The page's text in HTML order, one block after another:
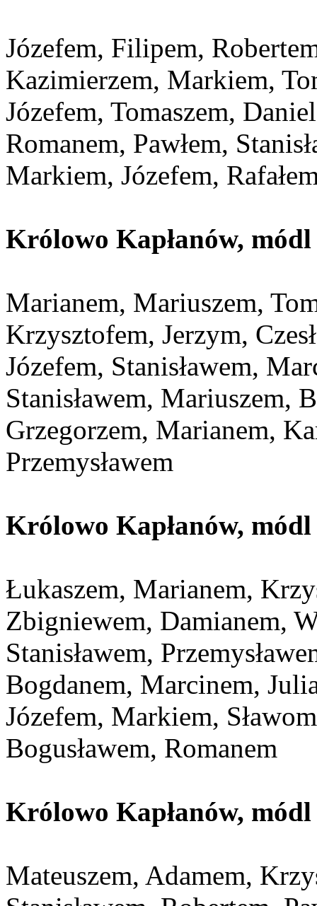
Józefem, Filipem,
Kazimierzem, Markiem,
Józefem, Tomaszem,
Romanem, Pawłem,
Markiem, Józefem,
Królowo Kapłanów,
Marianem, Mariuszem,
Krzysztofem, Jerzym,
Józefem, Stanisławem,
Stanisławem, Mariuszem,
Grzegorzem, Marianem,
Przemysławem
Królowo Kapłanów,
Łukaszem, Marianem,
Zbigniewem, Damianem,
Stanisławem,
Bogdanem, Marcinem,
Józefem, Markiem,
Bogusławem, Romanem
Królowo Kapłanów,
Mateuszem, Adamem,